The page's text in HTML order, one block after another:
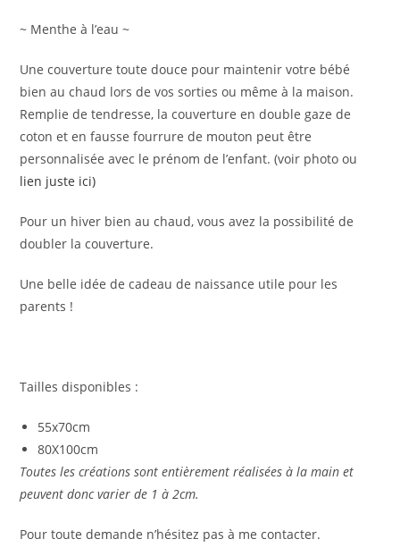
~ Menthe à l’eau ~
Une couverture toute douce pour maintenir votre bébé
bien au chaud lors de vos sorties ou même à la maison.
Remplie de tendresse, la couverture en double gaze de
coton et en fausse fourrure de mouton peut être
personnalisée avec le prénom de l’enfant. (voir photo ou
lien juste ici)
Pour un hiver bien au chaud, vous avez la possibilité de
doubler la couverture.
Une belle idée de cadeau de naissance utile pour les
parents !
Tailles disponibles :
55x70cm
80X100cm
Toutes les créations sont entièrement réalisées à la main et
peuvent donc varier de 1 à 2cm.
Pour toute demande n’hésitez pas à me contacter.